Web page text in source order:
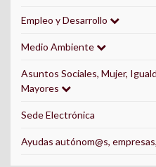
Empleo y Desarrollo
Medio Ambiente
Asuntos Sociales, Mujer,
Mayores
Sede Electrónica
Ayudas autónom@s,